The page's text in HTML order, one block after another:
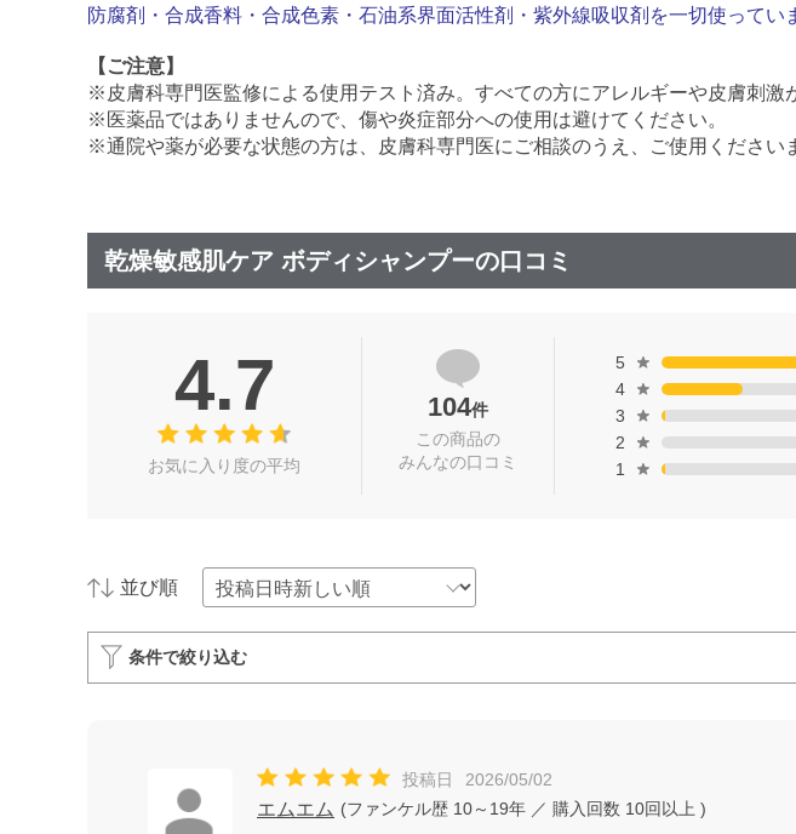
防腐剤・合成香料・合成色素・石油系界面活性剤・紫外線吸収剤を一切使ってい
【ご注意】
※皮膚科専門医監修による使用テスト済み。すべての方にアレルギーや皮膚刺激
※医薬品ではありませんので、傷や炎症部分への使用は避けてください。
※通院や薬が必要な状態の方は、皮膚科専門医にご相談のうえ、ご使用ください
乾燥敏感肌ケア ボディシャンプーの口コミ
4.7
お気に入り度の平均
104件
この商品の
みんなの口コミ
5
4
3
2
1
並び順
条件で絞り込む
投稿日 2026/05/02
エムエム (ファンケル歴 10～19年 ／ 購入回数 10回以上 )